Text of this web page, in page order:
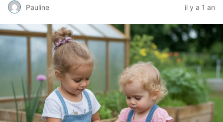
Pauline il y a 1 an